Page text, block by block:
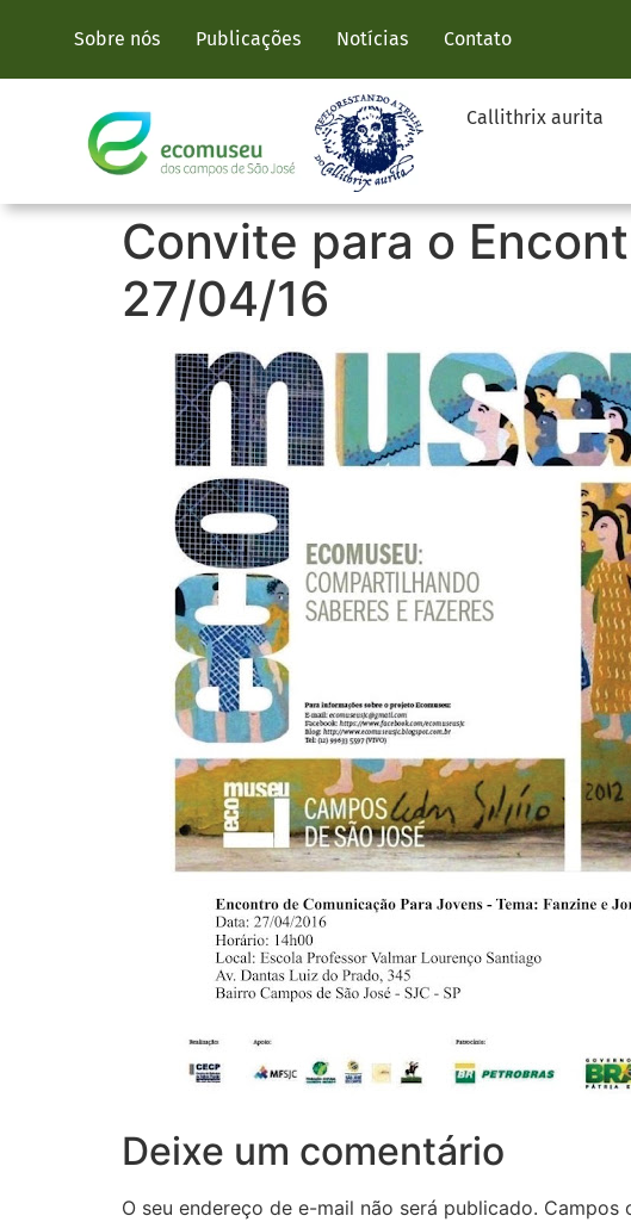
Sobre nós Publicações Notícias Contato
Callithrix aurita
Convite para o
27/04/16
Deixe um comentário
O seu endereço de e-mail não será publicado. Campos